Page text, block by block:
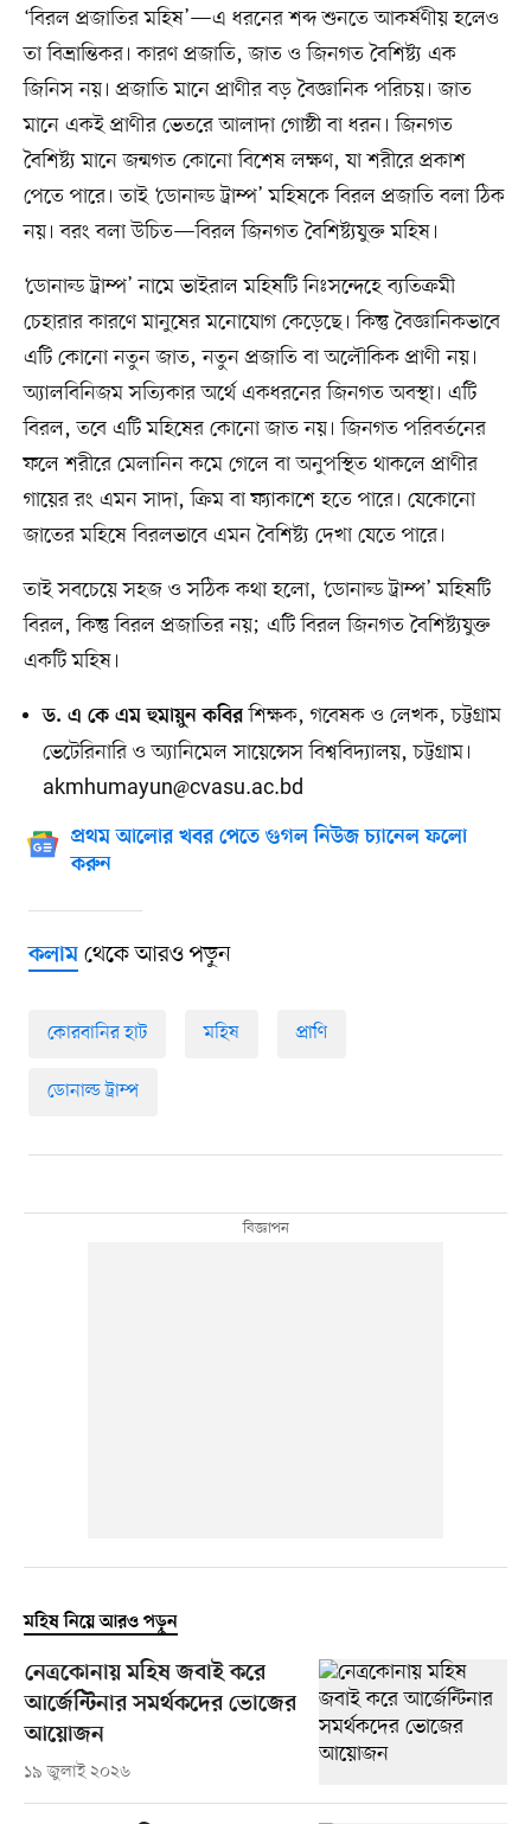
‘বিরল প্রজাতির মহিষ’—এ ধরনের শব্দ শুনতে আকর্ষণীয় হলেও
তা বিভ্রান্তিকর। কারণ প্রজাতি, জাত ও জিনগত বৈশিষ্ট্য এক
জিনিস নয়। প্রজাতি মানে প্রাণীর বড় বৈজ্ঞানিক পরিচয়। জাত
মানে একই প্রাণীর ভেতরে আলাদা গোষ্ঠী বা ধরন। জিনগত
বৈশিষ্ট্য মানে জন্মগত কোনো বিশেষ লক্ষণ, যা শরীরে প্রকাশ
পেতে পারে। তাই ‘ডোনাল্ড ট্রাম্প’ মহিষকে বিরল প্রজাতি বলা ঠিক
নয়। বরং বলা উচিত—বিরল জিনগত বৈশিষ্ট্যযুক্ত মহিষ।
‘ডোনাল্ড ট্রাম্প’ নামে ভাইরাল মহিষটি নিঃসন্দেহে ব্যতিক্রমী
চেহারার কারণে মানুষের মনোযোগ কেড়েছে। কিন্তু বৈজ্ঞানিকভাবে
এটি কোনো নতুন জাত, নতুন প্রজাতি বা অলৌকিক প্রাণী নয়।
অ্যালবিনিজম সত্যিকার অর্থে একধরনের জিনগত অবস্থা। এটি
বিরল, তবে এটি মহিষের কোনো জাত নয়। জিনগত পরিবর্তনের
ফলে শরীরে মেলানিন কমে গেলে বা অনুপস্থিত থাকলে প্রাণীর
গায়ের রং এমন সাদা, ক্রিম বা ফ্যাকাশে হতে পারে। যেকোনো
জাতের মহিষে বিরলভাবে এমন বৈশিষ্ট্য দেখা যেতে পারে।
তাই সবচেয়ে সহজ ও সঠিক কথা হলো, ‘ডোনাল্ড ট্রাম্প’ মহিষটি
বিরল, কিন্তু বিরল প্রজাতির নয়; এটি বিরল জিনগত বৈশিষ্ট্যযুক্ত
একটি মহিষ।
ড. এ কে এম হুমায়ুন কবিরশিক্ষক, গবেষক ও লেখক, চট্টগ্রাম
ভেটেরিনারি ও অ্যানিমেল সায়েন্সেস বিশ্ববিদ্যালয়, চট্টগ্রাম।
akmhumayun@cvasu.ac.bd
প্রথম আলোর খবর পেতে গুগল নিউজ চ্যানেল ফলো
করুন
কলামথেকে আরও পড়ুন
কোরবানির হাট মহিষ প্রাণি
ডোনাল্ড ট্রাম্প
মহিষ নিয়ে আরও পড়ুন
নেত্রকোনায় মহিষ জবাই করে
আর্জেন্টিনার সমর্থকদের ভোজের
আয়োজন
১৯ জুলাই ২০২৬